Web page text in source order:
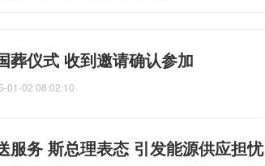
葬仪式 收到邀请确认参加
01-02 08:02:10
服务 斯总理表态 引发能源供应担忧